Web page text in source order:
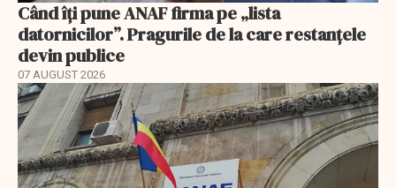
Când îți pune ANAF firma pe „lista
datornicilor”. Pragurile de la care restanțele
devin publice
07 AUGUST 2026